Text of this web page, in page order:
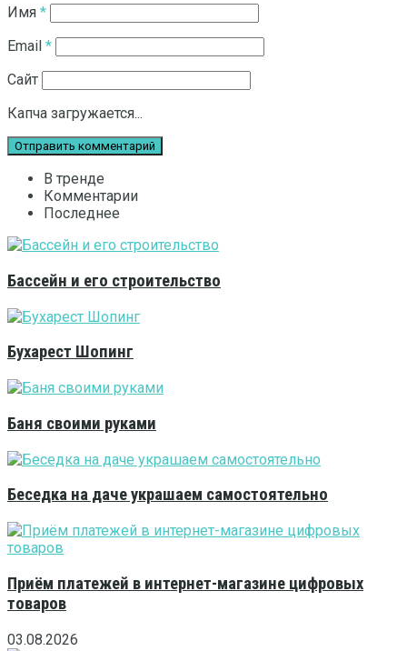
Имя *
Email *
Сайт
Капча загружается...
В тренде
Комментарии
Последнее
Бассейн и его строительство
Бухарест Шопинг
Баня своими руками
Беседка на даче украшаем самостоятельно
Приём платежей в интернет-магазине цифровых
товаров
03.08.2026